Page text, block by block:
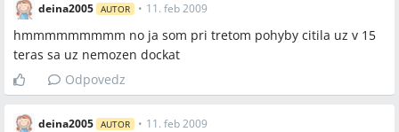
deina2005 AUTOR • 11. feb 2009
hmmmmmmmmm no ja som pri tretom pohyby citila uz v 15
teras sa uz nemozen dockat
Odpovedz
deina2005 AUTOR • 11. feb 2009